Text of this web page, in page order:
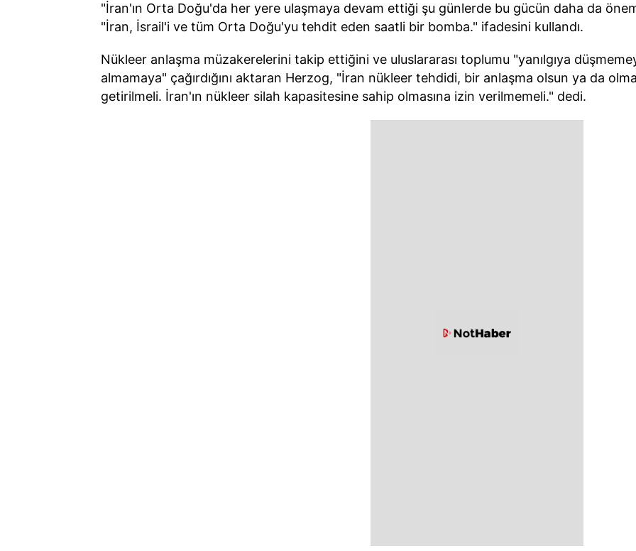
"İran'ın Orta Doğu'da her yere ulaşmaya devam ettiği şu günlerde bu gücün daha da
"İran, İsrail'i ve tüm Orta Doğu'yu tehdit eden saatli bir bomba." ifadesini kullandı.
Nükleer anlaşma müzakerelerini takip ettiğini ve uluslararası toplumu "yanılgıya
almamaya" çağırdığını aktaran Herzog, "İran nükleer tehdidi, bir anlaşma olsun ya da
getirilmeli. İran'ın nükleer silah kapasitesine sahip olmasına izin verilmemeli." dedi.